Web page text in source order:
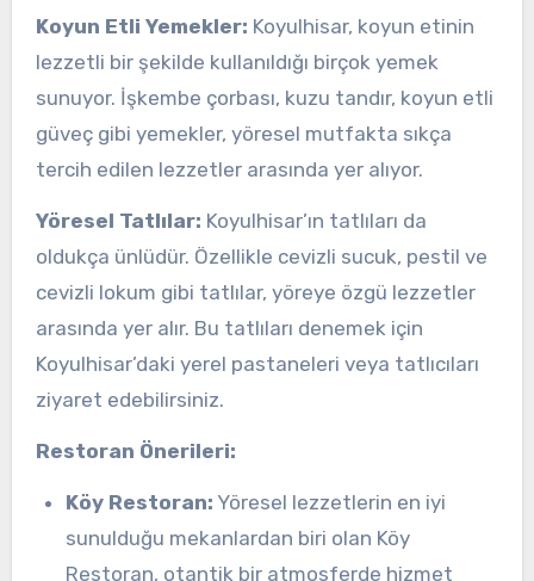
Koyun Etli Yemekler: Koyulhisar, koyun etinin
lezzetli bir şekilde kullanıldığı birçok yemek
sunuyor. İşkembe çorbası, kuzu tandır, koyun etli
güveç gibi yemekler, yöresel mutfakta sıkça
tercih edilen lezzetler arasında yer alıyor.
Yöresel Tatlılar: Koyulhisar’ın tatlıları da
oldukça ünlüdür. Özellikle cevizli sucuk, pestil ve
cevizli lokum gibi tatlılar, yöreye özgü lezzetler
arasında yer alır. Bu tatlıları denemek için
Koyulhisar’daki yerel pastaneleri veya tatlıcıları
ziyaret edebilirsiniz.
Restoran Önerileri:
Köy Restoran: Yöresel lezzetlerin en iyi
sunulduğu mekanlardan biri olan Köy
Restoran, otantik bir atmosferde hizmet